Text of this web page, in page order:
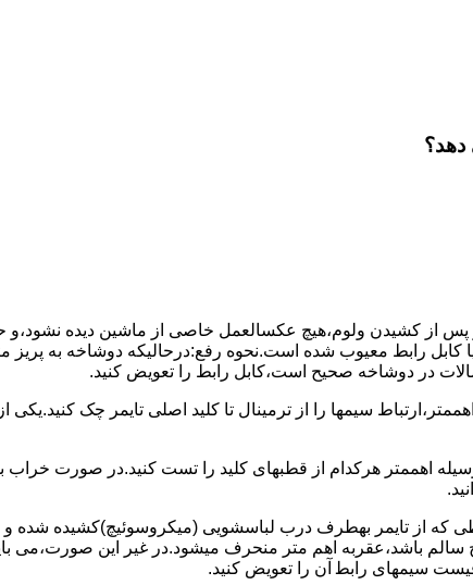
دهد؟
ﭘﺲ از ﮐﺸﯿﺪن وﻟﻮم،ﻫﯿﭻ عکسالعمل ﺧﺎﺻﯽ از ﻣﺎﺷﯿﻦ دﯾﺪه نشود،و
بروز چنین مشکلی در نظر داشته باشید:۱٫ ﭘﺮﯾﺰ ﺑﺮق ﻧﺪارد.۲٫ دوﺷﺎﺧﻪ و ﯾﺎ ﮐﺎﺑﻞ راﺑﻂ ﻣﻌﯿﻮب ﺷﺪه است.نحوه
در دوشاخه ﺻﺤﯿﺢ اﺳﺖ،ﮐﺎﺑﻞ راﺑﻂ را ﺗﻌﻮﯾﺾ کنید.
سیمها را از ﺗﺮﻣﯿﻨﺎل ﺗﺎ ﮐﻠﯿﺪ اﺻﻠﯽ ﺗﺎﯾﻤﺮ چک
اهممتر هرکدام از قطبهای ﮐﻠﯿﺪ را ﺗﺴﺖ ﮐﻨﯿﺪ.در ﺻﻮرت ﺧﺮاب
ﮐﻪ از ﺗﺎﯾﻤﺮ بهطرف درب لباسشویی (ﻣﯿﮑﺮوﺳﻮﺋﯿﭻ)کشیده شده و
ﺳﺎﻟﻢ ﺑﺎﺷﺪ،ﻋﻘﺮﺑﻪ اهم متر ﻣﻨﺤﺮف میشود.در ﻏﯿﺮ اﯾﻦ ﺻﻮرت،می
سیمهای راﺑﻄ آن را ﺗﻌﻮﯾﺾ کنید.